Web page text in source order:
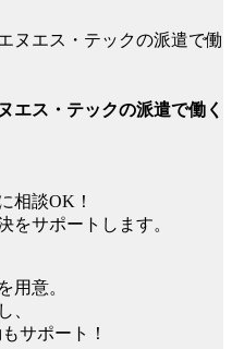
エス・テックの派遣で働く
相談OK！
サポートします。
用意。
、
サポート！